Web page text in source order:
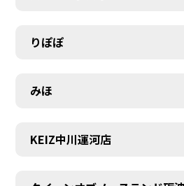
りぽぽ
みほ
KEIZ中川運河店